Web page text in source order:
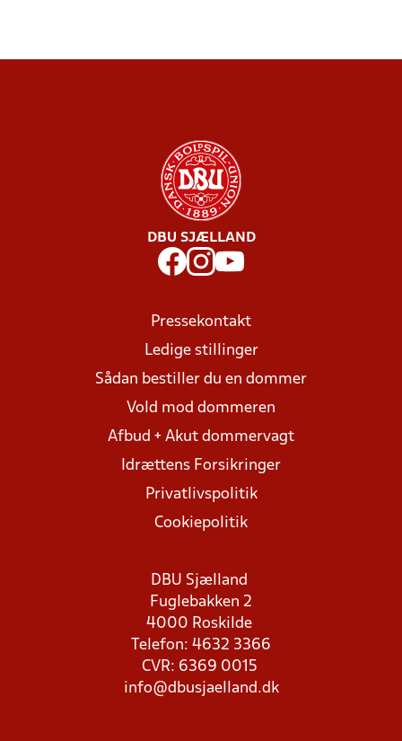
DBU SJÆLLAND
Pressekontakt
Ledige stillinger
Sådan bestiller du en dommer
Vold mod dommeren
Afbud + Akut dommervagt
Idrættens Forsikringer
Privatlivspolitik
Cookiepolitik
DBU Sjælland
Fuglebakken 2
4000 Roskilde
Telefon: 4632 3366
CVR: 6369 0015
info@dbusjaelland.dk